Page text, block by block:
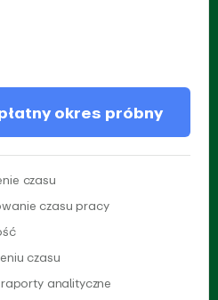
okres próbny
czasuMierz tyle czasu, ile
czasu pracy
Zyskaj spersonalizowany wgląd w
czasu
analityczne